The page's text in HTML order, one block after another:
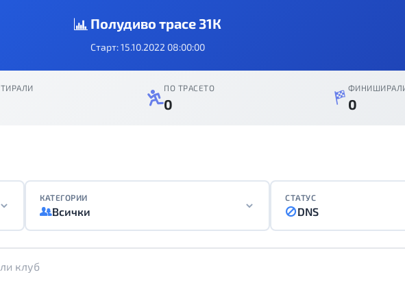
Полудиво трасе 31К
Старт: 15.10.2022 08:00:00
ПО ТРАСЕТО
0 0
КАТЕГОРИИ
Всички
СТАТУС
DNS